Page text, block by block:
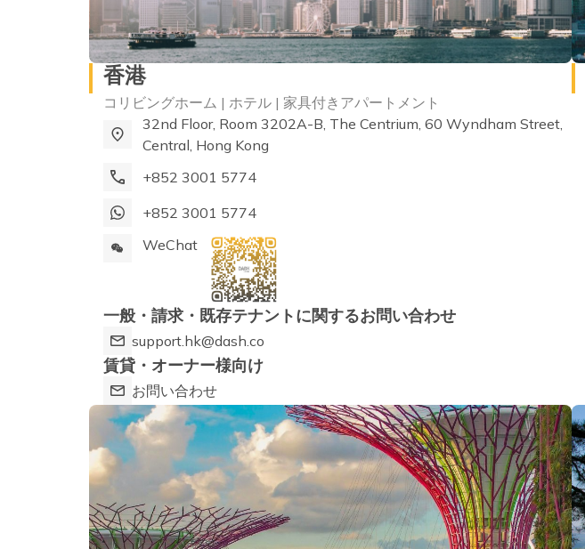
香港
コリビングホーム | ホテル | 家具付きアパートメント
32nd Floor, Room 3202A-B, The Centrium, 60 Wyndham Street,
Central, Hong Kong
+852 3001 5774
+852 3001 5774
WeChat
一般・請求・既存テナントに関するお問い合わせ
support.hk@dash.co
賃貸・オーナー様向け
お問い合わせ